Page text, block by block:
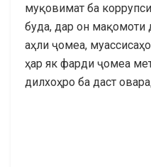
муқовимат ба
буда, дар он мақомоти
аҳли ҷомеа,
ҳар як фарди ҷомеа
дилхоҳро ба даст